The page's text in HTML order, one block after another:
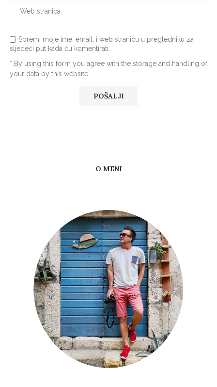
Spremi moje ime, email, i web stranicu u pregledniku za
sljedeći put kada ću komentirati.
* By using this form you agree with the storage and handling of
your data by this website.
O MENI